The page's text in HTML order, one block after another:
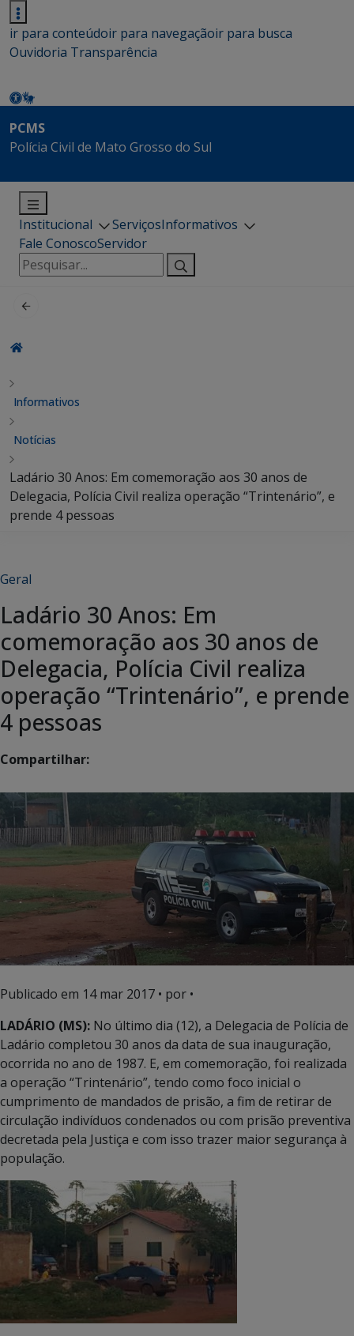
ir para conteúdoir para navegaçãoir para busca
Ouvidoria Transparência
PCMS
Polícia Civil de Mato Grosso do Sul
Institucional ServiçosInformativos
Fale ConoscoServidor
Pesquisar
por:
Informativos
Notícias
Ladário 30 Anos: Em comemoração aos 30 anos de
Delegacia, Polícia Civil realiza operação “Trintenário”, e
prende 4 pessoas
Geral
Ladário 30 Anos: Em
comemoração aos 30 anos de
Delegacia, Polícia Civil realiza
operação “Trintenário”, e prende
4 pessoas
Compartilhar:
Publicado em 14 mar 2017 • por •
LADÁRIO (MS): No último dia (12), a Delegacia de Polícia de
Ladário completou 30 anos da data de sua inauguração,
ocorrida no ano de 1987. E, em comemoração, foi realizada
a operação “Trintenário”, tendo como foco inicial o
cumprimento de mandados de prisão, a fim de retirar de
circulação indivíduos condenados ou com prisão preventiva
decretada pela Justiça e com isso trazer maior segurança à
população.